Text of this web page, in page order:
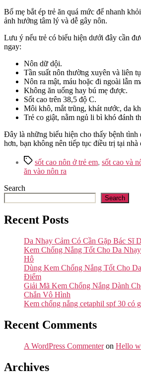
Bố mẹ bắt ép trẻ ăn quá mức để nhanh
ảnh hưởng tâm lý và dễ gây nôn.
Lưu ý nếu trẻ có biểu hiện dưới đây cần
ngay:
Nôn dữ dội.
Tần suất nôn thường xuyên và liên
Nôn ra mật, máu hoặc đi ngoài lẫn
Không ăn uống hay bú mẹ được.
Sốt cao trên 38,5 độ C.
Môi khô, mắt trũng, khát nước, da
Trẻ co giật, nằm ngủ li bì khó đánh
Đây là những biểu hiện cho thấy bệnh tình
hơn, bạn không nên tiếp tục điều trị tại nhà
Tagssốt cao nôn ở trẻ em, sốt cao và
ăn vào nôn ra
Search
Search
Recent Posts
Da Nhạy Cảm Có Cần Gặp Bác Sĩ
Kem Chống Nắng Tốt Cho Da
Hô
Dùng Kem Chống Nắng Tốt Cho
Điểm
Giải Mã Kem Chống Nắng Dành
Chắn Vô Hình
Kem chống nắng cetaphil spf 30 có
Recent Comments
A WordPress Commenteron Hello
Archives